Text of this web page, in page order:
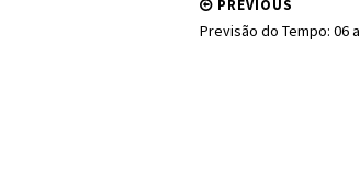
PREVIOUS
Previsão do Tempo: 06